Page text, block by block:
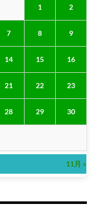
1 2
7 8 9
14 15 16
21 22 23
28 29 30
11月 »